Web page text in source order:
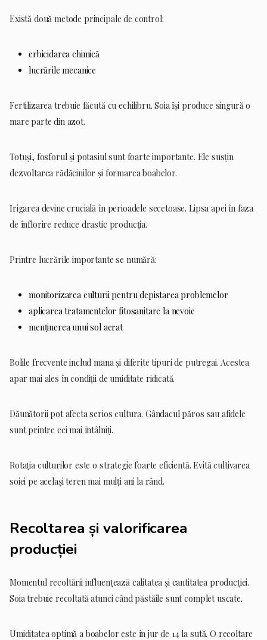
Există două metode principale de control:
erbicidarea chimică
lucrările mecanice
Fertilizarea trebuie făcută cu echilibru. Soia își produce singură o
mare parte din azot.
Totuși, fosforul și potasiul sunt foarte importante. Ele susțin
dezvoltarea rădăcinilor și formarea boabelor.
Irigarea devine crucială în perioadele secetoase. Lipsa apei în faza
de înflorire reduce drastic producția.
Printre lucrările importante se numără:
monitorizarea culturii pentru depistarea problemelor
aplicarea tratamentelor fitosanitare la nevoie
menținerea unui sol aerat
Bolile frecvente includ mana și diferite tipuri de putregai. Acestea
apar mai ales în condiții de umiditate ridicată.
Dăunătorii pot afecta serios cultura. Gândacul păros sau afidele
sunt printre cei mai întâlniți.
Rotația culturilor este o strategie foarte eficientă. Evită cultivarea
soiei pe același teren mai mulți ani la rând.
Recoltarea și valorificarea
producției
Momentul recoltării influențează calitatea și cantitatea producției.
Soia trebuie recoltată atunci când păstăile sunt complet uscate.
Umiditatea optimă a boabelor este în jur de 14 la sută. O recoltare